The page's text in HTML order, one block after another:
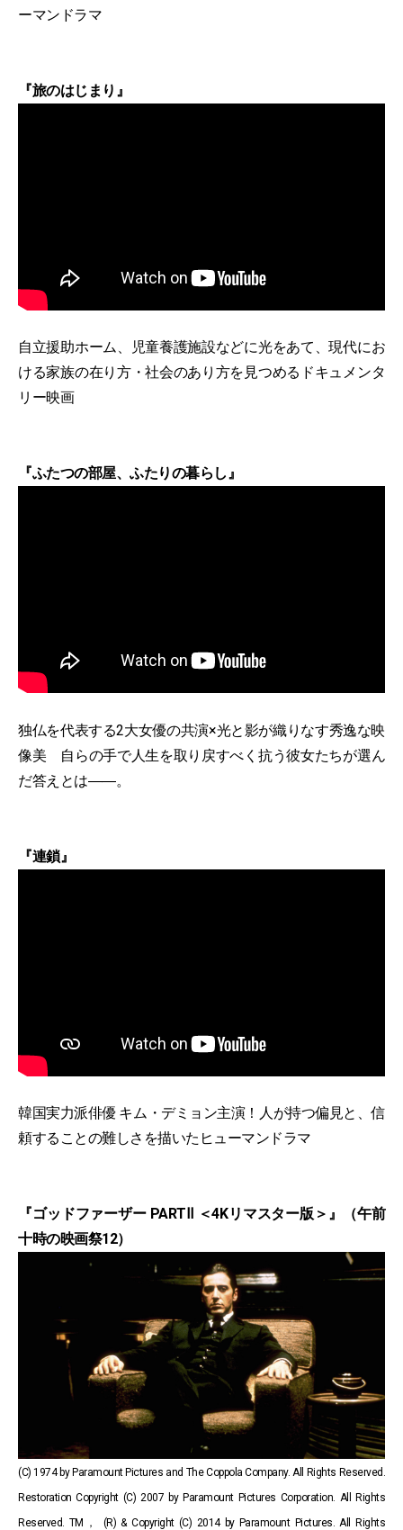
ーマンドラマ
『旅のはじまり』
自立援助ホーム、児童養護施設などに光をあて、現代にお
ける家族の在り方・社会のあり方を見つめるドキュメンタ
リー映画
『ふたつの部屋、ふたりの暮らし』
独仏を代表する2大女優の共演×光と影が織りなす秀逸な映
像美 自らの手で人生を取り戻すべく抗う彼女たちが選ん
だ答えとは――。
『連鎖』
韓国実力派俳優 キム・デミョン主演！人が持つ偏見と、信
頼することの難しさを描いたヒューマンドラマ
『ゴッドファーザー PARTⅡ ＜4Kリマスター版＞』（午前
十時の映画祭12）
(C) 1974 by Paramount Pictures and The Coppola Company. All Rights Reserved.
Restoration Copyright (C) 2007 by Paramount Pictures Corporation. All Rights
Reserved. TM， (R) & Copyright (C) 2014 by Paramount Pictures. All Rights